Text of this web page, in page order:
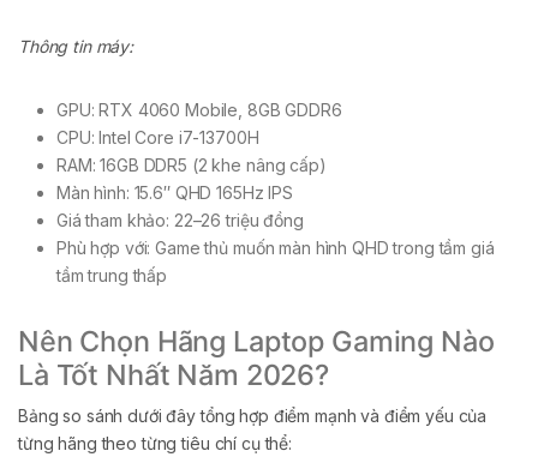
Thông tin máy:
GPU: RTX 4060 Mobile, 8GB GDDR6
CPU: Intel Core i7-13700H
RAM: 16GB DDR5 (2 khe nâng cấp)
Màn hình: 15.6″ QHD 165Hz IPS
Giá tham khảo: 22–26 triệu đồng
Phù hợp với: Game thủ muốn màn hình QHD trong tầm giá
tầm trung thấp
Nên Chọn Hãng Laptop Gaming Nào
Là Tốt Nhất Năm 2026?
Bảng so sánh dưới đây tổng hợp điểm mạnh và điểm yếu của
từng hãng theo từng tiêu chí cụ thể: